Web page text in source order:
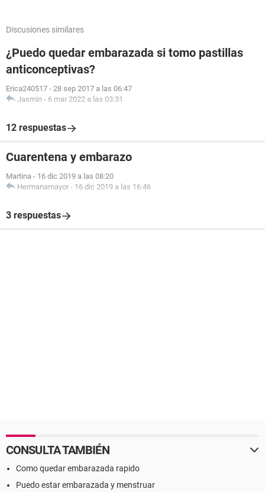
Discusiones similares
¿Puedo quedar embarazada si tomo pastillas
anticonceptivas?
Erica240517 - 28 sep 2017 a las 06:47
Jasmin - 6 mar 2022 a las 03:31
12 respuestas
Cuarentena y embarazo
Martina - 16 dic 2019 a las 08:20
Hermanamayor - 16 dic 2019 a las 16:46
3 respuestas
CONSULTA TAMBIÉN
Como quedar embarazada rapido
Puedo estar embarazada y menstruar